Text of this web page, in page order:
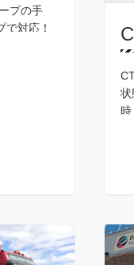
プの手
対応！
状
時